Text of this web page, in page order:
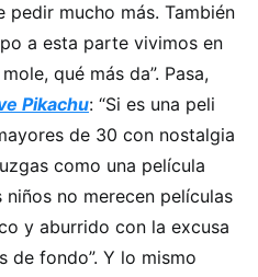
pedir mucho más. También
a esta parte vivimos en
qué más da”. Pasa,
Pikachu: “Si es una peli
de 30 con nostalgia
como una película
niños no merecen películas
y aburrido con la excusa
de fondo”. Y lo mismo